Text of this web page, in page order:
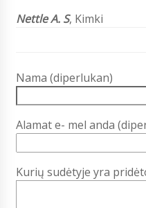
Nettle A. S, Kimki
Nama (diperlukan)
Alamat e- mel anda
Kurių sudėtyje yra